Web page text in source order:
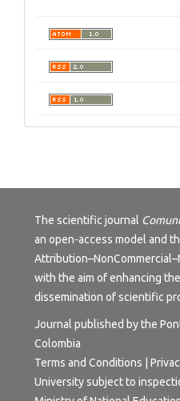
The scientific journal
an open-access model and
with the aim of enhancing
dissemination of scientific
Journal published by the
Colombia
Terms and Conditions |
University subject to